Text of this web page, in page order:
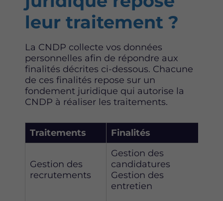
leur traitement ?
La CNDP collecte vos données
personnelles afin de répondre aux
finalités décrites ci-dessous. Chacune
de ces finalités repose sur un
fondement juridique qui autorise la
CNDP à réaliser les traitements.
Traitements Finalités
Gestion des
recrutements
Gestion des
candidatures
Gestion des
entretien